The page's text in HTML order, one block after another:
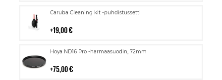
Caruba Cleaning kit -puhdistussetti
19,00 €
Lisää
Hoya ND16 Pro -harmaasuodin, 72mm
75,00 €
Lisää